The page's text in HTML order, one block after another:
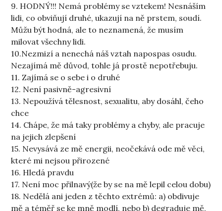
9. HODNÝ!!! Nemá problémy se vztekem! Nesnáším
lidi, co obviňují druhé, ukazují na ně prstem, soudí.
Můžu být hodná, ale to neznamená, že musím
milovat všechny lidi.
10.Nezmizí a nenechá náš vztah napospas osudu.
Nezajímá mě důvod, tohle já prostě nepotřebuju.
11. Zajímá se o sebe i o druhé
12. Není pasivně-agresivní
13. Nepoužívá tělesnost, sexualitu, aby dosáhl, čeho
chce
14. Chápe, že má taky problémy a chyby, ale pracuje
na jejich zlepšení
15. Nevysává ze mě energii, neočekává ode mě věci,
které mi nejsou přirozené
16. Hledá pravdu
17. Není moc přilnavý(že by se na mě lepil celou dobu)
18. Nedělá ani jeden z těchto extrémů: a) obdivuje
mě a téměř se ke mně modlí, nebo b) degraduje mě,